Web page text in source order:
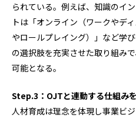
られている。例えば、知識のイ
トは「オンライン（ワークやデ
やロールプレイング）」など学
の選択肢を充実させた取り組み
可能となる。
Step.3：OJTと連動する仕組み
人材育成は理念を体現し事業ビ